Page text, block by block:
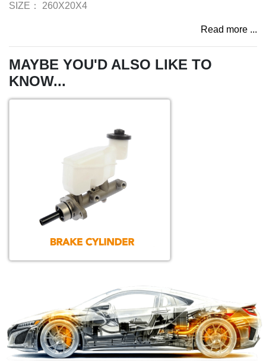
SIZE：
260X20X4
Read more ...
MAYBE YOU'D ALSO LIKE TO
KNOW...